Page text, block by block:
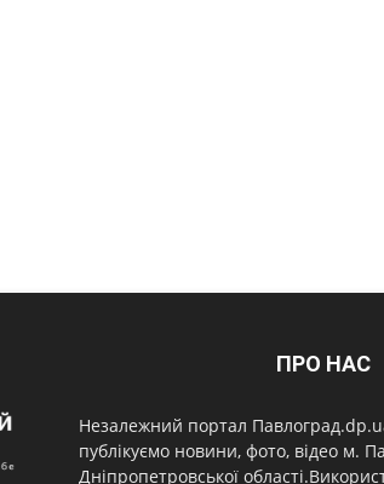
ПРО НАС
Незалежний портал
публікуємо новини, фото, відео м.
Дніпропетровської